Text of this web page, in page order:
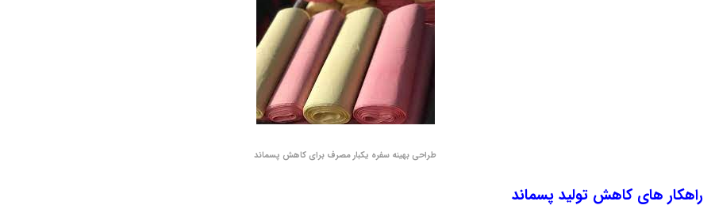
طراحی بهینه سفره یکبار مصرف برای کاهش پسماند
راهکار های کاهش تولید پسماند